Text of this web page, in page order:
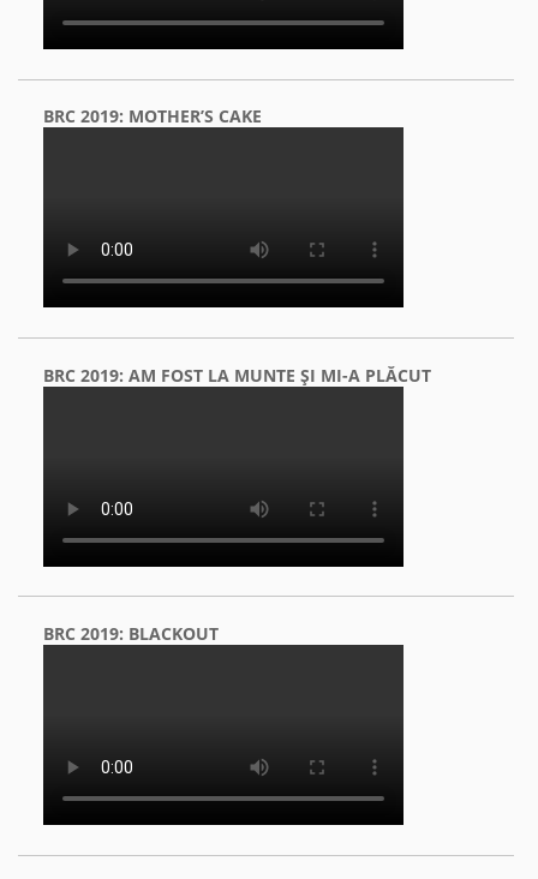
BRC 2019: MOTHER’S CAKE
BRC 2019: AM FOST LA MUNTE ŞI MI-A PLĂCUT
BRC 2019: BLACKOUT